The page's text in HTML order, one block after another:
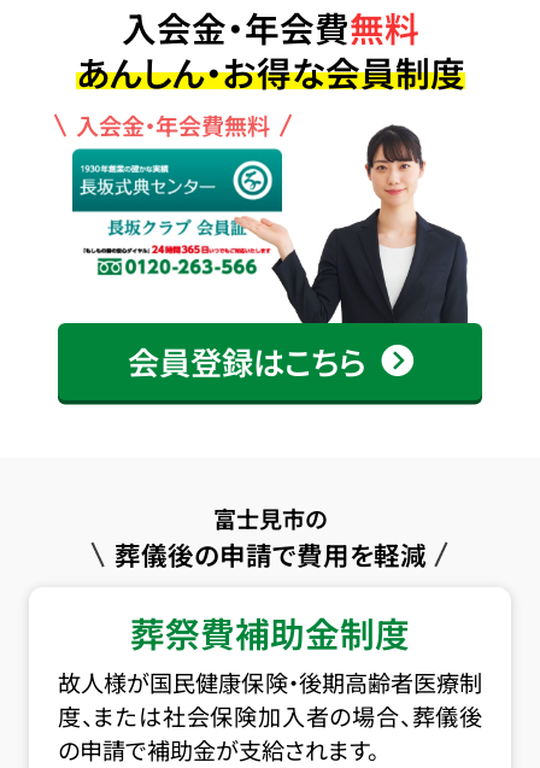
入会金・年会費無料
あんしん・お得な会員制度
入会金・年会費無料
会員登録はこちら
富士見市の
葬儀後の申請で費用を軽減
葬祭費補助金制度
故人様が国民健康保険・後期高齢者医療制
度、または社会保険加入者の場合、葬儀後
の申請で補助金が支給されます。